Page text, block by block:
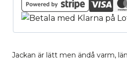
Jackan är lätt men ändå varm,